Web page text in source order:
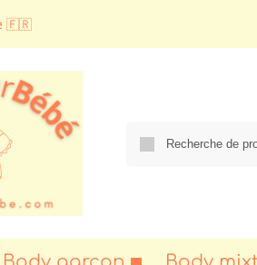
🇫🇷